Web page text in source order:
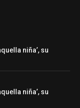
niña’, su
niña’, su